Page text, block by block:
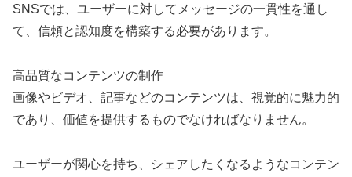
SNSでは、ユーザーに対してメッセージの一貫性を通し
て、信頼と認知度を構築する必要があります。
高品質なコンテンツの制作
画像やビデオ、記事などのコンテンツは、視覚的に魅力的
であり、価値を提供するものでなければなりません。
ユーザーが関心を持ち、シェアしたくなるようなコンテン